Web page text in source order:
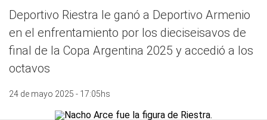
Deportivo Riestra le ganó a Deportivo Armenio
en el enfrentamiento por los dieciseisavos de
final de la Copa Argentina 2025 y accedió a los
octavos
24 de mayo 2025 - 17:05hs